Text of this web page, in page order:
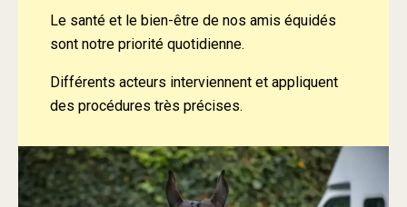
Le santé et le bien-être de nos amis équidés
sont notre priorité quotidienne.
Différents acteurs interviennent et appliquent
des procédures très précises.